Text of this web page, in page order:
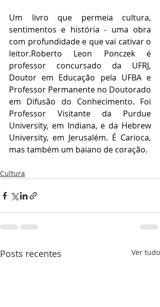
Um livro que permeia cultura,
sentimentos e história - uma obra
com profundidade e que vai cativar o
leitor.Roberto Leon Ponczek é
professor concursado da UFRJ,
Doutor em Educação pela UFBA e
Professor Permanente no Doutorado
em Difusão do Conhecimento. Foi
Professor Visitante da Purdue
University, em Indiana, e da Hebrew
University, em Jerusalém. É Carioca,
mas também um baiano de coração.
Cultura
Posts recentes Ver tudo